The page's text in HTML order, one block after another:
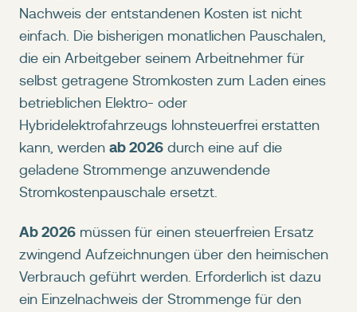
Nachweis der entstandenen Kosten ist nicht
einfach. Die bisherigen monatlichen Pauschalen,
die ein Arbeitgeber seinem Arbeitnehmer für
selbst getragene Stromkosten zum Laden eines
betrieblichen Elektro- oder
Hybridelektrofahrzeugs lohnsteuerfrei erstatten
kann, werden ab 2026 durch eine auf die
geladene Strommenge anzuwendende
Stromkostenpauschale ersetzt.
Ab 2026 müssen für einen steuerfreien Ersatz
zwingend Aufzeichnungen über den heimischen
Verbrauch geführt werden. Erforderlich ist dazu
ein Einzelnachweis der Strommenge für den